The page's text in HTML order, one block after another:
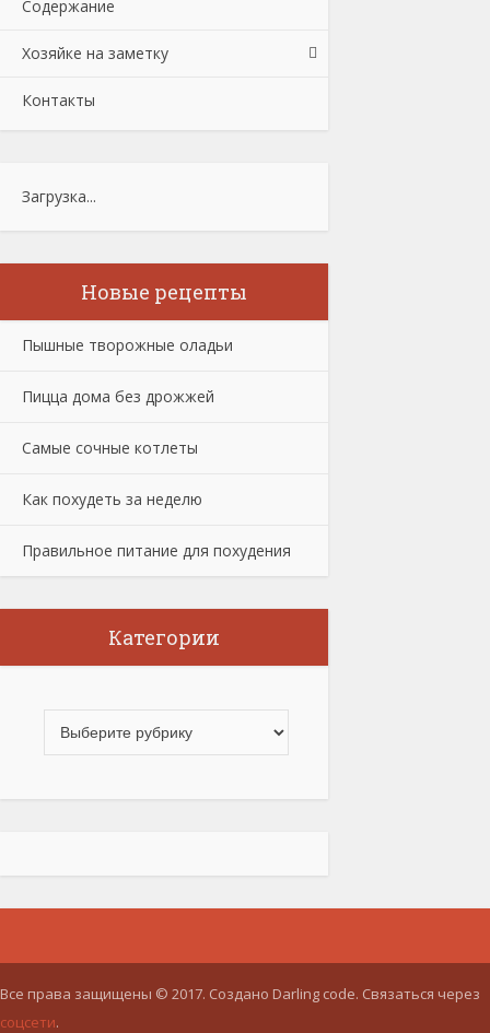
Содержание
Хозяйке на заметку
Контакты
Загрузка...
Новые рецепты
Пышные творожные оладьи
Пицца дома без дрожжей
Самые сочные котлеты
Как похудеть за неделю
Правильное питание для похудения
Категории
Все права защищены © 2017. Создано Darling code. Связаться через
соцсети.